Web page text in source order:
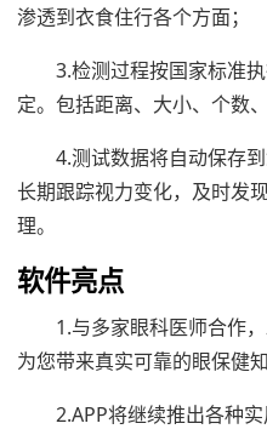
渗透到衣食住行各个方面；
3.检测过程按国家标准
定。包括距离、大小、个数
4.测试数据将自动保存
长期跟踪视力变化，及时发
理。
软件亮点
1.与多家眼科医师合作
为您带来真实可靠的眼保健知
2.APP将继续推出各种